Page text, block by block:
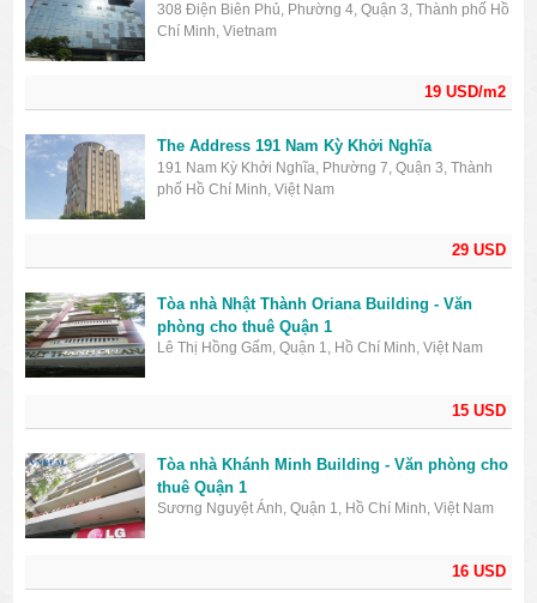
19 USD/m2
308 Điện Biên Phủ, Phường 4, Quận 3, Thành phố Hồ
Chí Minh, Vietnam
29 USD
The Address 191 Nam Kỳ Khởi Nghĩa
191 Nam Kỳ Khởi Nghĩa, Phường 7, Quận 3, Thành
phố Hồ Chí Minh, Việt Nam
15 USD
Tòa nhà Nhật Thành Oriana Building - Văn
phòng cho thuê Quận 1
Lê Thị Hồng Gấm, Quận 1, Hồ Chí Minh, Việt Nam
16 USD
Tòa nhà Khánh Minh Building - Văn phòng cho
thuê Quận 1
Sương Nguyệt Ánh, Quận 1, Hồ Chí Minh, Việt Nam